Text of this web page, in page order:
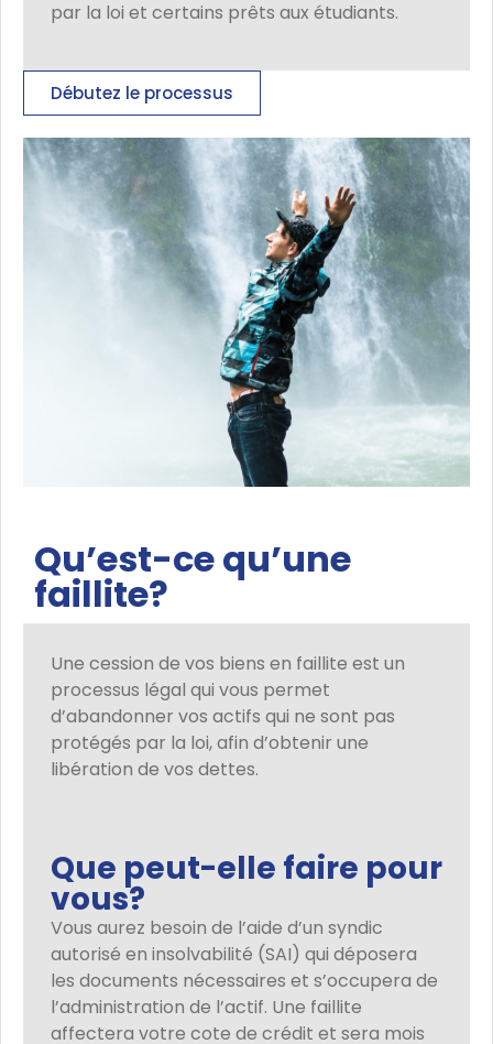
par la loi et certains prêts aux étudiants.
Débutez le processus
Qu’est-ce qu’une
faillite?
Une cession de vos biens en faillite est un
processus légal qui vous permet
d’abandonner vos actifs qui ne sont pas
protégés par la loi, afin d’obtenir une
libération de vos dettes.
Que peut-elle faire pour
vous?
Vous aurez besoin de l’aide d’un syndic
autorisé en insolvabilité (SAI) qui déposera
les documents nécessaires et s’occupera de
l’administration de l’actif. Une faillite
affectera votre cote de crédit et sera mois